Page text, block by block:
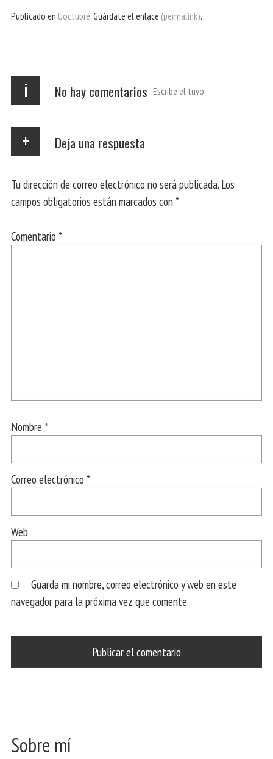
bo er ts
p
gr
m
ail pa
r
Publicado en Uoctubre. Guárdate el enlace (permalink).
i No hay comentarios Escribe el tuyo
Deja una respuesta
Tu dirección de correo electrónico no será publicada. Los
campos obligatorios están marcados con *
Comentario *
Nombre *
Correo electrónico *
Web
Guarda mi nombre, correo electrónico y web en este
navegador para la próxima vez que comente.
Sobre mí